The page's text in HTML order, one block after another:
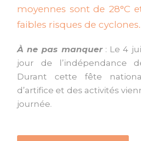
moyennes sont de 28°C
faibles risques de cyclones.
À ne pas manquer: Le 4
jour de l’indépendance
Durant cette fête
d’artifice et des activités
journée.